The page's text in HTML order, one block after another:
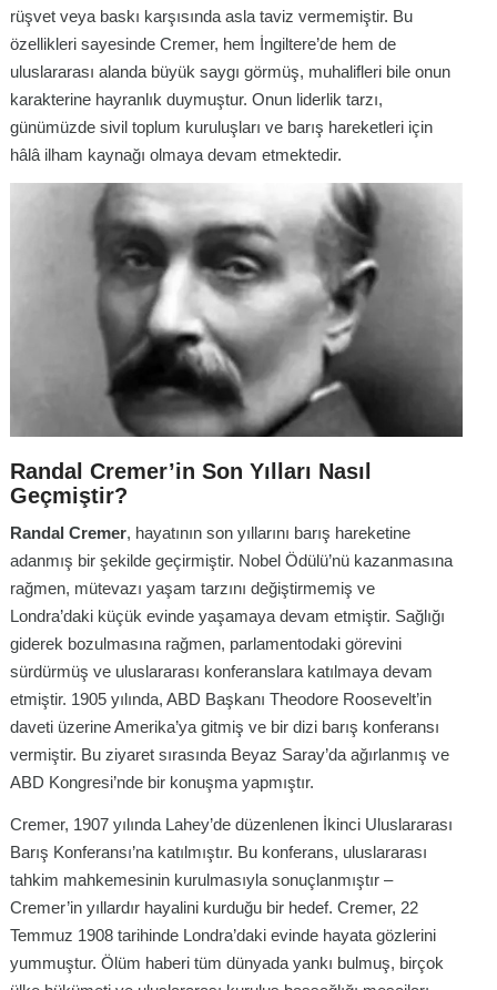
rüşvet veya baskı karşısında asla taviz vermemiştir. Bu
özellikleri sayesinde Cremer, hem İngiltere’de hem de
uluslararası alanda büyük saygı görmüş, muhalifleri bile onun
karakterine hayranlık duymuştur. Onun liderlik tarzı,
günümüzde sivil toplum kuruluşları ve barış hareketleri için
hâlâ ilham kaynağı olmaya devam etmektedir.
Randal Cremer’in Son Yılları Nasıl
Geçmiştir?
Randal Cremer, hayatının son yıllarını barış hareketine
adanmış bir şekilde geçirmiştir. Nobel Ödülü’nü kazanmasına
rağmen, mütevazı yaşam tarzını değiştirmemiş ve
Londra’daki küçük evinde yaşamaya devam etmiştir. Sağlığı
giderek bozulmasına rağmen, parlamentodaki görevini
sürdürmüş ve uluslararası konferanslara katılmaya devam
etmiştir. 1905 yılında, ABD Başkanı Theodore Roosevelt’in
daveti üzerine Amerika’ya gitmiş ve bir dizi barış konferansı
vermiştir. Bu ziyaret sırasında Beyaz Saray’da ağırlanmış ve
ABD Kongresi’nde bir konuşma yapmıştır.
Cremer, 1907 yılında Lahey’de düzenlenen İkinci Uluslararası
Barış Konferansı’na katılmıştır. Bu konferans, uluslararası
tahkim mahkemesinin kurulmasıyla sonuçlanmıştır –
Cremer’in yıllardır hayalini kurduğu bir hedef. Cremer, 22
Temmuz 1908 tarihinde Londra’daki evinde hayata gözlerini
yummuştur. Ölüm haberi tüm dünyada yankı bulmuş, birçok